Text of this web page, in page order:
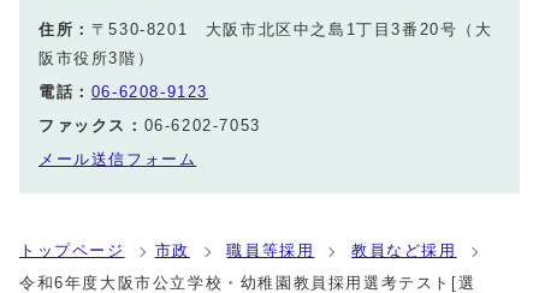
住所： 〒530-8201 大阪市北区中之島1丁目3番20号（大
阪市役所3階）
電話： 06-6208-9123
ファックス： 06-6202-7053
メール送信フォーム
トップページ 市政 職員等採用
教員など採用
令和6年度大阪市公立学校・幼稚園教員採用選考テスト[選